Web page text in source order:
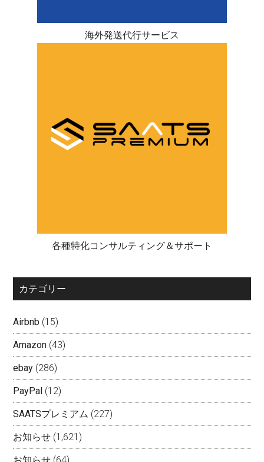
海外発送代行サービス
各種特化コンサルティング＆サポート
カテゴリー
Airbnb (15)
Amazon (43)
ebay (286)
PayPal (12)
SAATSプレミアム (227)
お知らせ (1,621)